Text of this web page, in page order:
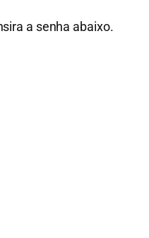
a senha abaixo.